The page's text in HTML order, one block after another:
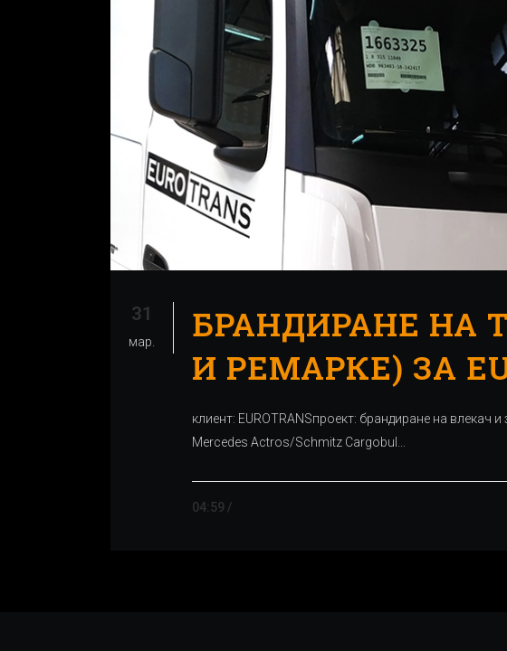
31
мар.
БРАНДИРАНЕ НА
И РЕМАРКЕ) ЗА
клиент: EUROTRANSпроект: брандиране на влекач
Mercedes Actros/Schmitz Cargobul...
04:59 /